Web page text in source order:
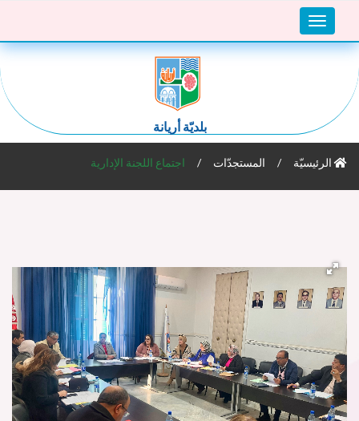
Toggle
navigation
بلديّة أريانة
الرئيسيّة المستجدّات اجتماع اللجنة الإدارية